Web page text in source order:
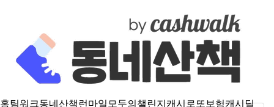
홈팀워크동네산책런마일모두의챌린지캐시로또보험캐시딜